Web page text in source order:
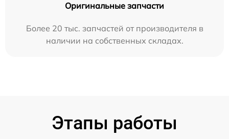
Оригинальные запчасти
Более 20 тыс. запчастей от производителя в
наличии на собственных складах.
Этапы работы